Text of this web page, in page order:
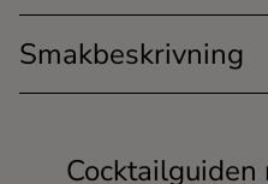
Smakbeskrivning